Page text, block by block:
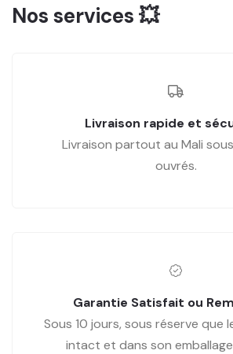
Nos services 💥
Livraison rapide et
Livraison partout au Mali
ouvrés.
Garantie Satisfait ou
Sous 10 jours, sous réserve que
intact et dans son